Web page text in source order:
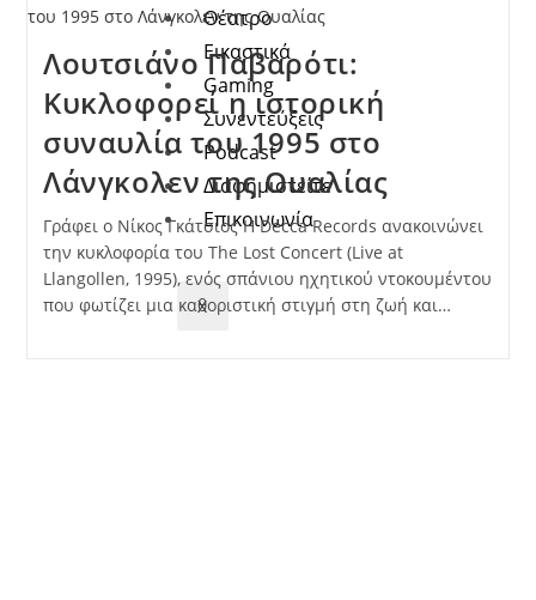
Θέατρο
Εικαστικά
Gaming
Συνεντεύξεις
Podcast
Διαφημιστείτε
Επικοινωνία
X
Λουτσιάνο Παβαρότι:
Κυκλοφορεί η ιστορική
συναυλία του 1995 στο
Λάνγκολεν της Ουαλίας
Γράφει ο Νίκος Γκάτσιος Η Decca Records ανακοινώνει
την κυκλοφορία του The Lost Concert (Live at
Llangollen, 1995), ενός σπάνιου ηχητικού ντοκουμέντου
που φωτίζει μια καθοριστική στιγμή στη ζωή και…